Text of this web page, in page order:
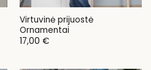
Virtuvinė prijuostė
Ornamentai
17,00 €